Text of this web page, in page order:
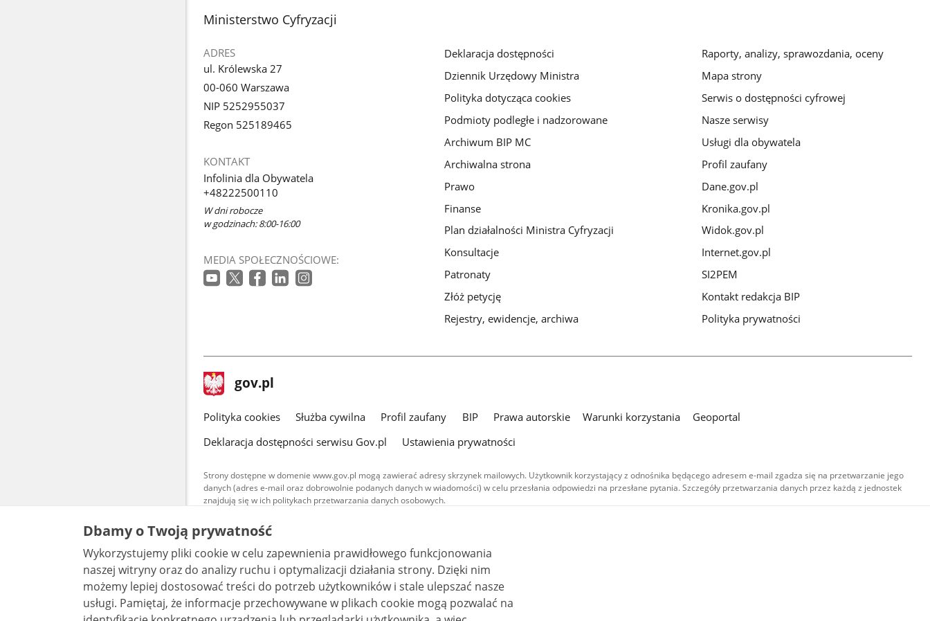
stopka
Ministerstwo Cyfryzacji
ADRES
ul. Królewska 27
00-060 Warszawa
NIP 5252955037
Regon 525189465
KONTAKT
Infolinia dla Obywatela
+48222500110
W dni robocze
w godzinach: 8:00-16:00
MEDIA SPOŁECZNOŚCIOWE:
Deklaracja dostępności
Dziennik Urzędowy Ministra
Polityka dotycząca cookies
Podmioty podległe i nadzorowane
Archiwum BIP MC
Archiwalna strona
Prawo
Finanse
Plan działalności Ministra Cyfryzacji
Konsultacje
Patronaty
Złóż petycję
Rejestry, ewidencje, archiwa
Raporty, analizy, sprawozdania, oceny
Mapa strony
Serwis o dostępności cyfrowej
Nasze serwisy
Usługi dla obywatela
Profil zaufany
Dane.gov.pl
Kronika.gov.pl
Widok.gov.pl
Internet.gov.pl
SI2PEM
Kontakt redakcja BIP
Polityka prywatności
stopka
gov.pl Strona
gov.pl
gov.pl
Polityka cookies Służba cywilna Profil zaufany BIP Prawa autorskie Warunki korzystania
Geoportal
Deklaracja dostępności serwisu Gov.pl
Ustawienia prywatności
Strony dostępne w domenie www.gov.pl mogą zawierać adresy skrzynek mailowych. Użytkownik korzystający z odnośnika będącego adresem e-mail zgadza się na przetwarzanie jego
danych (adres e-mail oraz dobrowolnie podanych danych w wiadomości) w celu przesłania odpowiedzi na przesłane pytania. Szczegóły przetwarzania danych przez każdą z jednostek
znajdują się w ich politykach przetwarzania danych osobowych.
Treści tekstowe publikowane w serwisie (z wyłączeniem treści audiowizualnych), są
udostępniane na licencji typu Creative Commons: uznanie autorstwa - na tych samych
warunkach 4.0 (CC BY-SA 4.0). Materiały audiowizualne, w tym zdjęcia, materiały audio i wideo,
są udostępniane na licencji typu Creative Commons: uznanie autorstwa użycie niekomercyjne -
bez utworów zależnych 4.0 (CC BY-NC-ND 4.0), o ile nie jest to stwierdzone inaczej.
Dbamy o Twoją prywatność
Wykorzystujemy pliki cookie w celu zapewnienia prawidłowego funkcjonowania
naszej witryny oraz do analizy ruchu i optymalizacji działania strony. Dzięki nim
możemy lepiej dostosować treści do potrzeb użytkowników i stale ulepszać nasze
usługi. Pamiętaj, że informacje przechowywane w plikach cookie mogą pozwalać na